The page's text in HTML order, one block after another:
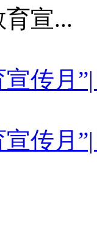
育宣...
传月
传月